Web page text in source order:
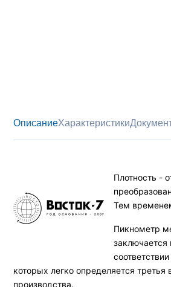
ОписаниеХарактеристики
Плотность -
Тем
Пикнометр
которых легко определяется
производства.